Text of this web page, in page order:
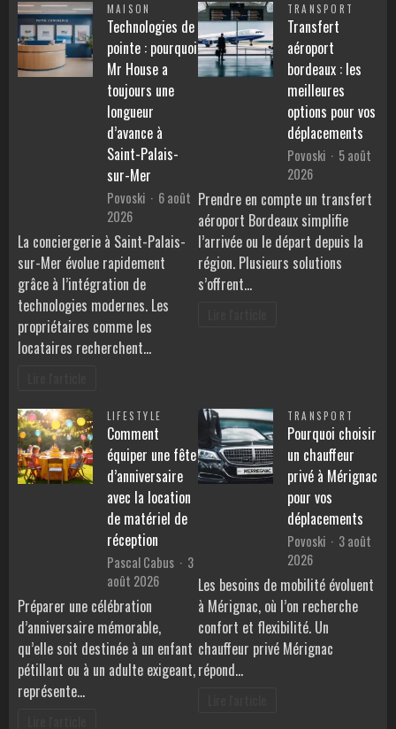
MAISON
Technologies de
pointe : pourquoi
Mr House a
toujours une
longueur
d’avance à
Saint-Palais-
sur-Mer
Povoski
6 août
2026
La conciergerie à Saint-Palais-
sur-Mer évolue rapidement
grâce à l’intégration de
technologies modernes. Les
propriétaires comme les
locataires recherchent…
TRANSPORT
Transfert
aéroport
bordeaux : les
meilleures
options pour vos
déplacements
Povoski
5 août
2026
Prendre en compte un transfert
aéroport Bordeaux simplifie
l’arrivée ou le départ depuis la
région. Plusieurs solutions
s’offrent…
LIFESTYLE
Comment
équiper une fête
d’anniversaire
avec la location
de matériel de
réception
Pascal Cabus
3
août 2026
Préparer une célébration
d’anniversaire mémorable,
qu’elle soit destinée à un enfant
pétillant ou à un adulte exigeant,
représente…
TRANSPORT
Pourquoi choisir
un chauffeur
privé à Mérignac
pour vos
déplacements
Povoski
3 août
2026
Les besoins de mobilité évoluent
à Mérignac, où l’on recherche
confort et flexibilité. Un
chauffeur privé Mérignac
répond…